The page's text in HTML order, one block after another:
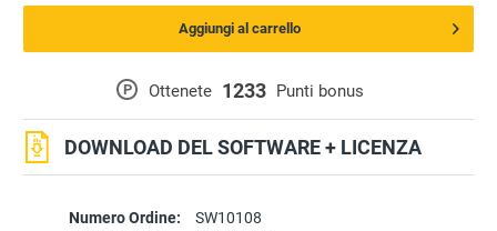
Numero Ordine:
SW10108
P Ottenete 1233 Punti bonus
DOWNLOAD DEL SOFTWARE + LICENZA
Aggiungi al carrello